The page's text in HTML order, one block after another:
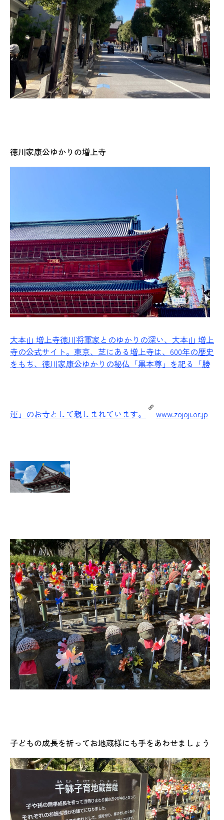
徳川家康公ゆかりの増上寺
大本山 増上寺徳川将軍家とのゆかりの深い、大本山 増上
寺の公式サイト。東京、芝にある増上寺は、600年の歴史
をもち、徳川家康公ゆかりの秘仏「黒本尊」を祀る「勝
運」のお寺として親しまれています。 www.zojoji.or.jp
子どもの成長を祈ってお地蔵様にも手をあわせましょう